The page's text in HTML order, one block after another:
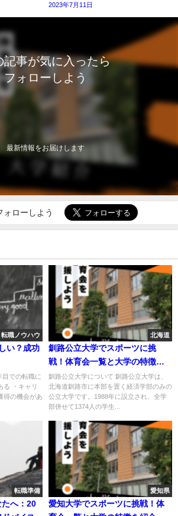
2023年7月11日
記事が気に入ったら
フォローしよう
最新情報をお届けします
ォローしよう
転職ノウハウ
い？成功
目での転職に
る ・キャリ
得の機会があ
北海道
釧路公立大学でスポーツに挑
戦！体育会一覧と大学の特徴を
紹介
釧路公立大学について 釧路公立大学は、
北海道釧路市に本部を置く経済学部のみの
公立大学です。1988年に設立され、全学
部併せて1374人の学生...
転職準備
たへ：20
愛知県
愛知大学でスポーツに挑戦！体